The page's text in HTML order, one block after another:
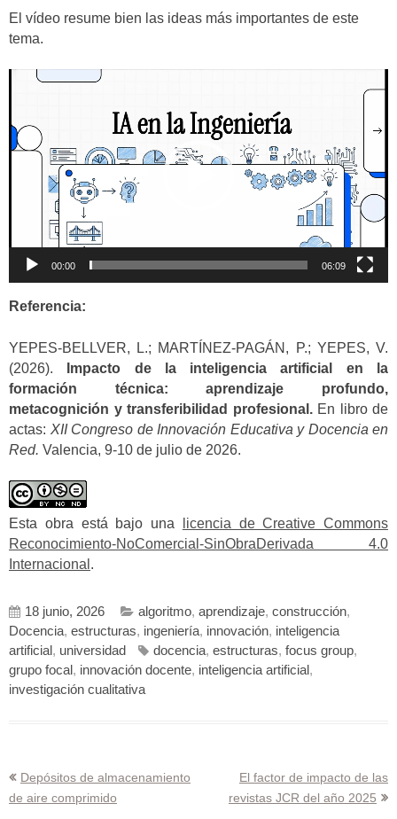
audio
El vídeo resume bien las ideas más importantes de este
tema.
Reproductor
00:00 06:09
Referencia:
YEPES-BELLVER, L.; MARTÍNEZ-PAGÁN, P.; YEPES, V.
(2026).
Impacto de la inteligencia artificial en la
formación técnica: aprendizaje profundo,
metacognición y transferibilidad profesional.En libro de
actas: XII Congreso de Innovación Educativa y Docencia en
Red. Valencia, 9-10 de julio de 2026.
Esta obra está bajo una
licencia de Creative Commons
Reconocimiento-NoComercial-SinObraDerivada 4.0
Internacional .
18 junio, 2026 algoritmo, aprendizaje, construcción,
Docencia, estructuras, ingeniería, innovación, inteligencia
artificial, universidad docencia, estructuras, focus group,
grupo focal, innovación docente, inteligencia artificial,
investigación cualitativa
Navegación
de
Depósitos de almacenamiento
de aire comprimido
El factor de impacto de las
revistas JCR del año 2025